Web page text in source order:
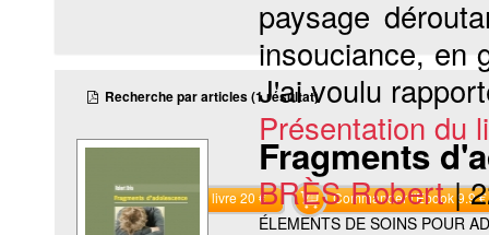
paysage
insouciance, en
J'ai voulu
Présentation du
Commander le livre 20 € Commander l'Ebook 9.9 €
Recherche par articles (1 résultat)
Fragments
BRÈS Robert |
ÉLEMENTS DE SOINS POUR